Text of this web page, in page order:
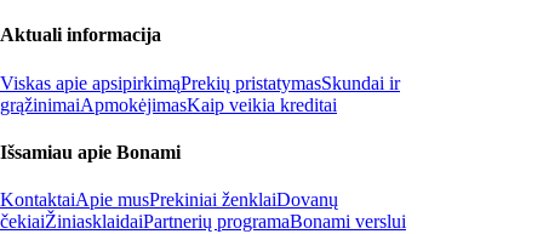
Aktuali informacija
Viskas apie apsipirkimąPrekių pristatymasSkundai ir
grąžinimaiApmokėjimasKaip veikia kreditai
Išsamiau apie Bonami
KontaktaiApie musPrekiniai ženklaiDovanų
čekiaiŽiniasklaidaiPartnerių programaBonami verslui